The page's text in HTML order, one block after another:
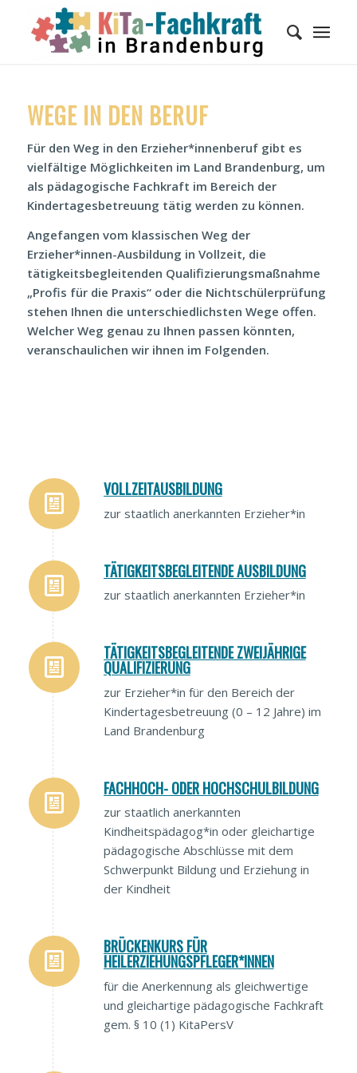
WEGE IN DEN BERUF
Für den Weg in den Erzieher*innenberuf gibt es
vielfältige Möglichkeiten im Land Brandenburg, um
als pädagogische Fachkraft im Bereich der
Kindertagesbetreuung tätig werden zu können.
Angefangen vom klassischen Weg der
Erzieher*innen-Ausbildung in Vollzeit, die
tätigkeitsbegleitenden Qualifizierungsmaßnahme
„Profis für die Praxis“ oder die Nichtschülerprüfung
stehen Ihnen die unterschiedlichsten Wege offen.
Welcher Weg genau zu Ihnen passen könnten,
veranschaulichen wir ihnen im Folgenden.
VOLLZEITAUSBILDUNG
zur staatlich anerkannten Erzieher*in
TÄTIGKEITSBEGLEITENDE AUSBILDUNG
zur staatlich anerkannten Erzieher*in
TÄTIGKEITSBEGLEITENDE ZWEIJÄHRIGE
QUALIFIZIERUNG
zur Erzieher*in für den Bereich der
Kindertagesbetreuung (0 – 12 Jahre) im
Land Brandenburg
FACHHOCH- ODER HOCHSCHULBILDUNG
zur staatlich anerkannten
Kindheitspädagog*in oder gleichartige
pädagogische Abschlüsse mit dem
Schwerpunkt Bildung und Erziehung in
der Kindheit
BRÜCKENKURS FÜR
HEILERZIEHUNGSPFLEGER*INNEN
für die Anerkennung als gleichwertige
und gleichartige pädagogische Fachkraft
gem. § 10 (1) KitaPersV